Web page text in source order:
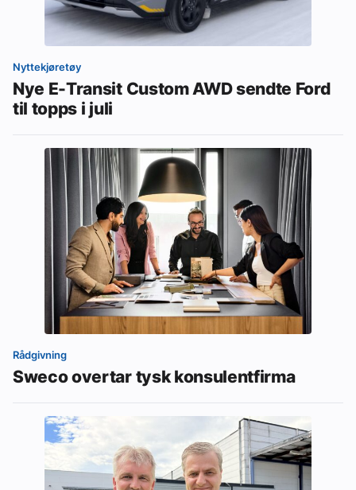
Nyttekjøretøy
Nye E-Transit Custom AWD sendte Ford
til topps i juli
Rådgivning
Sweco overtar tysk konsulentfirma